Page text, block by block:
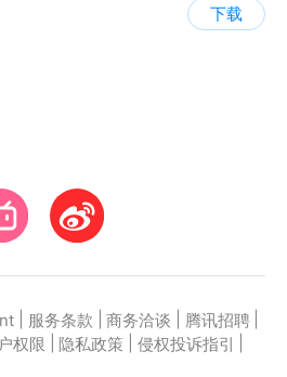
下载
服务条款 商务洽谈 腾讯招聘
权限 隐私政策 侵权投诉指引